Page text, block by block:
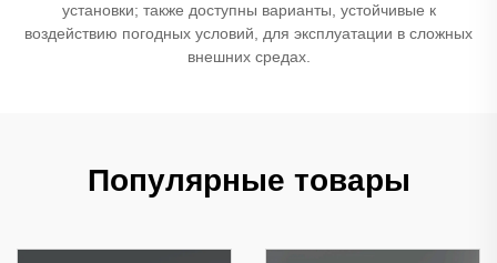
установки; также доступны варианты, устойчивые к
воздействию погодных условий, для эксплуатации в сложных
внешних средах.
Популярные товары